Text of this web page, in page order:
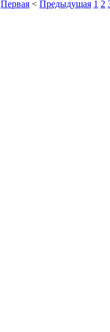
Первая < Предыдущая 1 2